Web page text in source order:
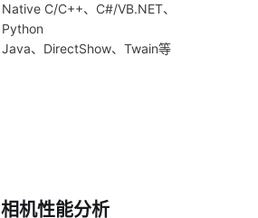
Native C/C++、C#/VB.NET、
Python
Java、DirectShow、Twain等
相机性能分析